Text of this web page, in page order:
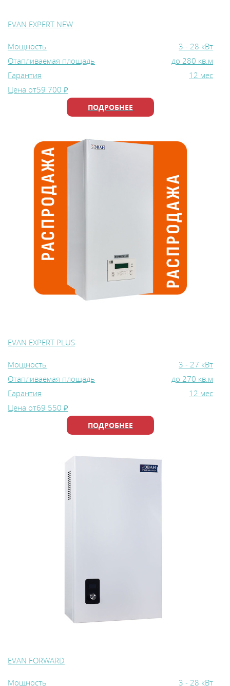
EVAN EXPERT NEW
Мощность
3 - 28 кВт
Отапливаемая площадь
до 280 кв.м
Гарантия
12 мес
Цена от59 700 ₽
ПОДРОБНЕЕ
EVAN EXPERT PLUS
Мощность
3 - 27 кВт
Отапливаемая площадь
до 270 кв.м
Гарантия
12 мес
Цена от69 550 ₽
ПОДРОБНЕЕ
EVAN FORWARD
Мощность
3 - 28 кВт